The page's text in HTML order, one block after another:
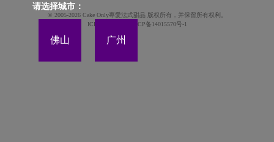
请选择城市：
佛山 广州
© 2005-2026 Cake Only專愛法式甜品 版权所有，并保留所有权利。
ICP备案证书号:粤ICP备14015570号-1